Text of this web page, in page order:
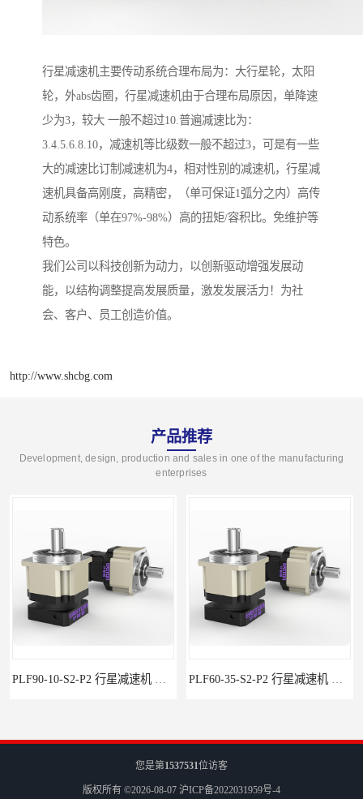
行星减速机主要传动系统合理布局为：大行星轮，太阳
轮，外abs齿圈，行星减速机由于合理布局原因，单降速
少为3，较大 一般不超过10.普遍减速比为：
3.4.5.6.8.10，减速机等比级数一般不超过3，可是有一些
大的减速比订制减速机为4，相对性别的减速机，行星减
速机具备高刚度，高精密，（单可保证1弧分之内）高传
动系统率（单在97%-98%）高的扭矩/容积比。免维护等
特色。
我们公司以科技创新为动力，以创新驱动增强发展动
能，以结构调整提高发展质量，激发发展活力！为社
会、客户、员工创造价值。
http://www.shcbg.com
产品推荐
Development, design, production and sales in one of the manufacturing
enterprises
您是第1537531位访客
版权所有 ©2026-08-07 沪ICP备2022031959号-4